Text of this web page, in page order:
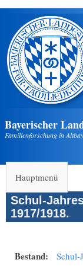
Direkt zum Inhalt
Bayerischer
Familienforschung in
Hauptmenü
Schul-
1917/1918.
Bestand: Schul-